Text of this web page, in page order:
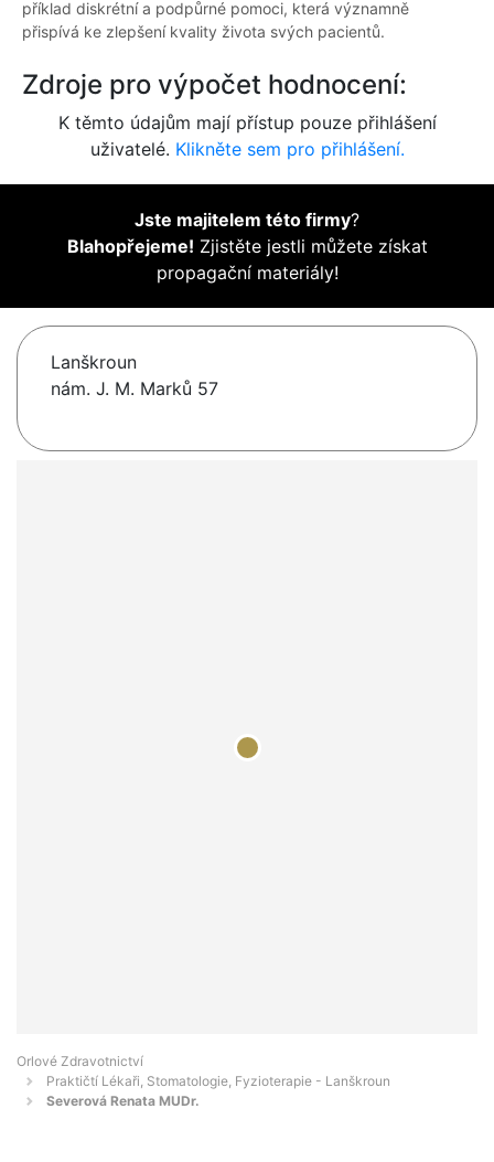
příklad diskrétní a podpůrné pomoci, která významně
přispívá ke zlepšení kvality života svých pacientů.
Zdroje pro výpočet hodnocení:
K těmto údajům mají přístup pouze přihlášení
uživatelé. Klikněte sem pro přihlášení.
Jste majitelem této firmy?
Blahopřejeme! Zjistěte jestli můžete získat
propagační materiály!
Lanškroun
nám. J. M. Marků 57
Orlové Zdravotnictví
Praktičtí Lékaři, Stomatologie, Fyzioterapie - Lanškroun
Severová Renata MUDr.